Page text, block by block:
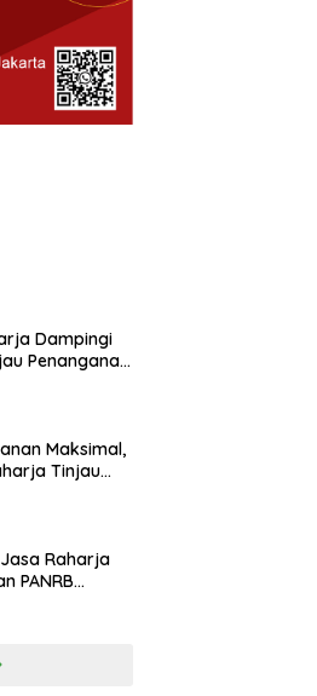
Dampingi
Penanganan
Maksimal,
Tinjau
Raharja
PANRB